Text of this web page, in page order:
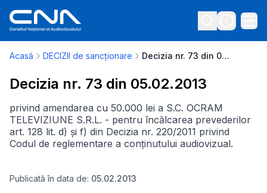
Acasă DECIZII de sancționare Decizia nr. 73 din 05.02.2013
Decizia nr. 73 din 05.02.2013
privind amendarea cu 50.000 lei a S.C. OCRAM
TELEVIZIUNE S.R.L. - pentru încălcarea prevederilor
art. 128 lit. d) și f) din Decizia nr. 220/2011 privind
Codul de reglementare a conținutului audiovizual.
Publicată în data de: 05.02.2013